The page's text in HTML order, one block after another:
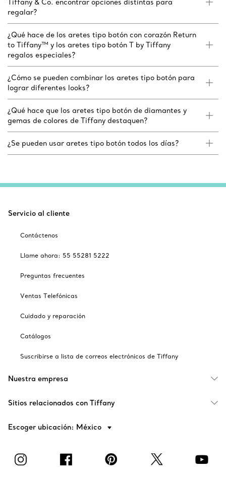
Tiffany & Co. encontrar opciones distintas para
regalar?
¿Qué hace de los aretes tipo botón con corazón Return
to Tiffany™ y los aretes tipo botón T by Tiffany
regalos especiales?
¿Cómo se pueden combinar los aretes tipo botón para
lograr diferentes looks?
¿Qué hace que los aretes tipo botón de diamantes y
gemas de colores de Tiffany destaquen?
¿Se pueden usar aretes tipo botón todos los días?
Servicio al cliente
Contáctenos
Llame ahora: 55 55281 5222
Preguntas frecuentes
Ventas Telefónicas
Cuidado y reparación
Catálogos
Suscribirse a lista de correos electrónicos de Tiffany
Nuestra empresa
Sitios relacionados con Tiffany
Escoger ubicación: México